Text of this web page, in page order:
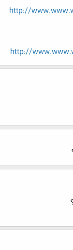
http://
http://